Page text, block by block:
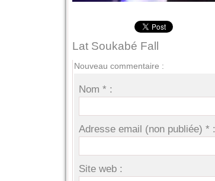
Lat Soukabé Fall
Nouveau commentaire :
Nom * :
Adresse email (non publiée) * :
Site web :